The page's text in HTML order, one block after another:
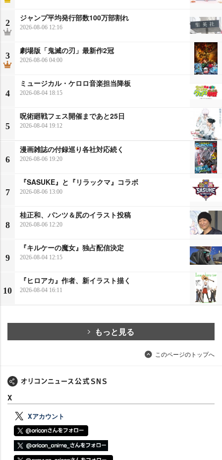
2
ジャンプ平均発行部数100万部割れ
2026-08-06 12:16
3
劇場版「鬼滅の刃」最新作2冠
2026-08-06 04:00
4
ミュージカル・ケロロ音楽担当降板
2026-08-04 18:15
5
呪術廻戦フェス開催まであと25日
2026-08-04 19:12
6
漫画雑誌の付録巡り各社対応続く
2026-08-06 19:20
7
『SASUKE』と『リラックマ』コラボ
2026-08-06 13:00
8
桂正和、パンツ＆尻のイラスト投稿
2026-08-06 12:20
9
『キルケーの魔女』独占配信決定
2026-08-04 12:15
10
『ヒロアカ』作者、新イラスト描く
2026-08-04 16:11
もっと見る
このページのトップへ
X
Xアカウント